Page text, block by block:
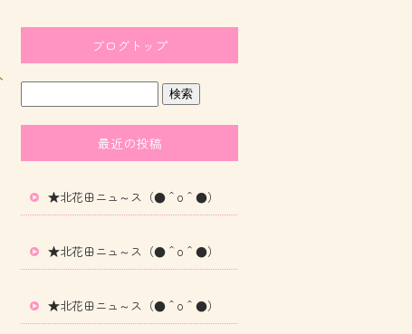
ブログトップ
最近の投稿
★北花田ニュ～ス（●＾o＾●）
★北花田ニュ～ス（●＾o＾●）
★北花田ニュ～ス（●＾o＾●）